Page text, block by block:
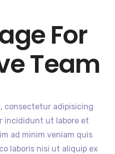
For
Team
consectetur adipisicing
incididunt ut labore et
ad minim veniam quis
laboris nisi ut aliquip ex